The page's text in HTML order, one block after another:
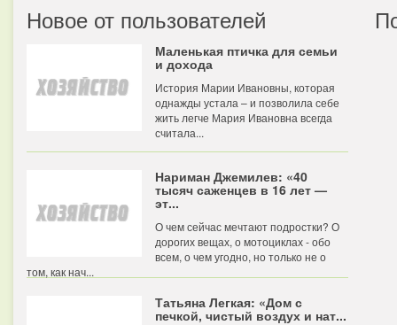
Новое от пользователей
Маленькая птичка для семьи
и дохода
История Марии Ивановны, которая
однажды устала – и позволила себе
жить легче Мария Ивановна всегда
считала...
Нариман Джемилев: «40
тысяч саженцев в 16 лет —
эт...
О чем сейчас мечтают подростки? О
дорогих вещах, о мотоциклах - обо
всем, о чем угодно, но только не о
том, как нач...
Татьяна Легкая: «Дом с
печкой, чистый воздух и нат...